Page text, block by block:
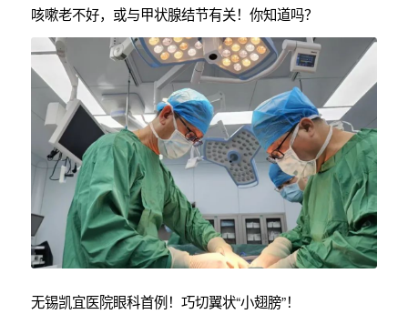
咳嗽老不好，或与甲状腺结节有关！你知道吗？
无锡凯宜医院眼科首例！巧切翼状“小翅膀”！